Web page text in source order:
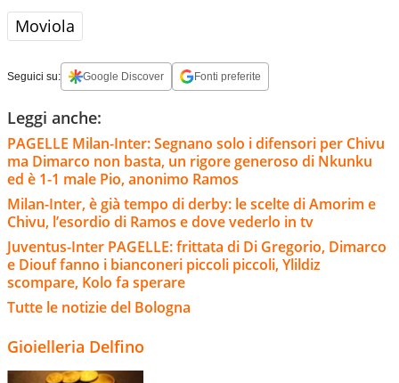
Moviola
Seguici su: Google Discover Fonti preferite
Leggi anche:
PAGELLE Milan-Inter: Segnano solo i difensori per Chivu
ma Dimarco non basta, un rigore generoso di Nkunku
ed è 1-1 male Pio, anonimo Ramos
Milan-Inter, è già tempo di derby: le scelte di Amorim e
Chivu, l’esordio di Ramos e dove vederlo in tv
Juventus-Inter PAGELLE: frittata di Di Gregorio, Dimarco
e Diouf fanno i bianconeri piccoli piccoli, Ylildiz
scompare, Kolo fa sperare
Tutte le notizie del Bologna
Gioielleria Delfino